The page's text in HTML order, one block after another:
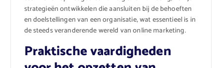
strategieën ontwikkelen die aansluiten bij de behoeften
en doelstellingen van een organisatie, wat essentieel is in
de steeds veranderende wereld van online marketing.
Praktische vaardigheden